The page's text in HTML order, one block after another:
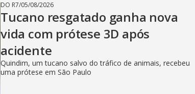
DO R7/05/08/2026
Tucano resgatado ganha nova
vida com prótese 3D após
acidente
Quindim, um tucano salvo do tráfico de animais, recebeu
uma prótese em São Paulo